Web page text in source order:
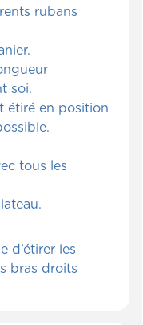
rubans
soi.
étiré en position
tous les
d’étirer les
bras droits